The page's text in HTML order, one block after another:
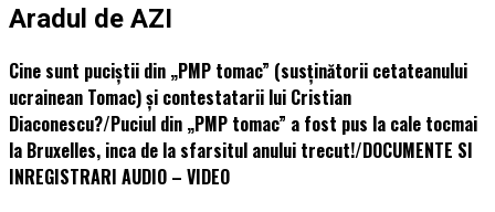
Aradul de AZI
Cine sunt puciștii din „PMP tomac” (susținătorii cetateanului
ucrainean Tomac) și contestatarii lui Cristian
Diaconescu?/Puciul din „PMP tomac” a fost pus la cale tocmai
la Bruxelles, inca de la sfarsitul anului trecut!/DOCUMENTE SI
INREGISTRARI AUDIO – VIDEO